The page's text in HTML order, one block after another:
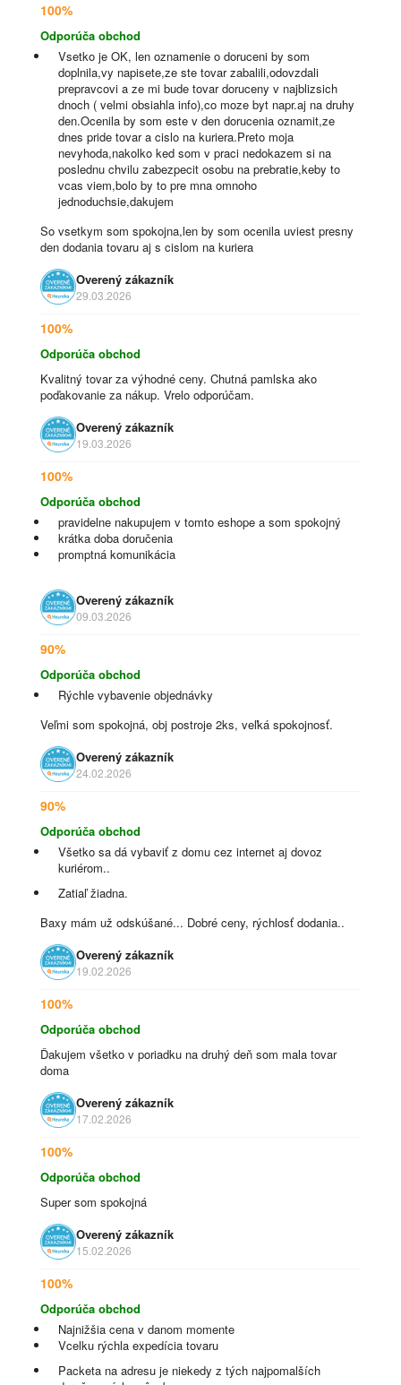
100%
Odporúča obchod
Vsetko je OK, len oznamenie o doruceni by som
doplnila,vy napisete,ze ste tovar zabalili,odovzdali
prepravcovi a ze mi bude tovar doruceny v najblizsich
dnoch ( velmi obsiahla info),co moze byt napr.aj na druhy
den.Ocenila by som este v den dorucenia oznamit,ze
dnes pride tovar a cislo na kuriera.Preto moja
nevyhoda,nakolko ked som v praci nedokazem si na
poslednu chvilu zabezpecit osobu na prebratie,keby to
vcas viem,bolo by to pre mna omnoho
jednoduchsie,dakujem
So vsetkym som spokojna,len by som ocenila uviest presny
den dodania tovaru aj s cislom na kuriera
Overený zákazník
29.03.2026
100%
Odporúča obchod
Kvalitný tovar za výhodné ceny. Chutná pamlska ako
poďakovanie za nákup. Vrelo odporúčam.
Overený zákazník
19.03.2026
100%
Odporúča obchod
pravidelne nakupujem v tomto eshope a som spokojný
krátka doba doručenia
promptná komunikácia
Overený zákazník
09.03.2026
90%
Odporúča obchod
Rýchle vybavenie objednávky
Veľmi som spokojná, obj postroje 2ks, veľká spokojnosť.
Overený zákazník
24.02.2026
90%
Odporúča obchod
Všetko sa dá vybaviť z domu cez internet aj dovoz
kuriérom..
Zatiaľ žiadna.
Baxy mám už odskúšané... Dobré ceny, rýchlosť dodania..
Overený zákazník
19.02.2026
100%
Odporúča obchod
Ďakujem všetko v poriadku na druhý deň som mala tovar
doma
Overený zákazník
17.02.2026
100%
Odporúča obchod
Super som spokojná
Overený zákazník
15.02.2026
100%
Odporúča obchod
Najnižšia cena v danom momente
Vcelku rýchla expedícia tovaru
Packeta na adresu je niekedy z tých najpomalších